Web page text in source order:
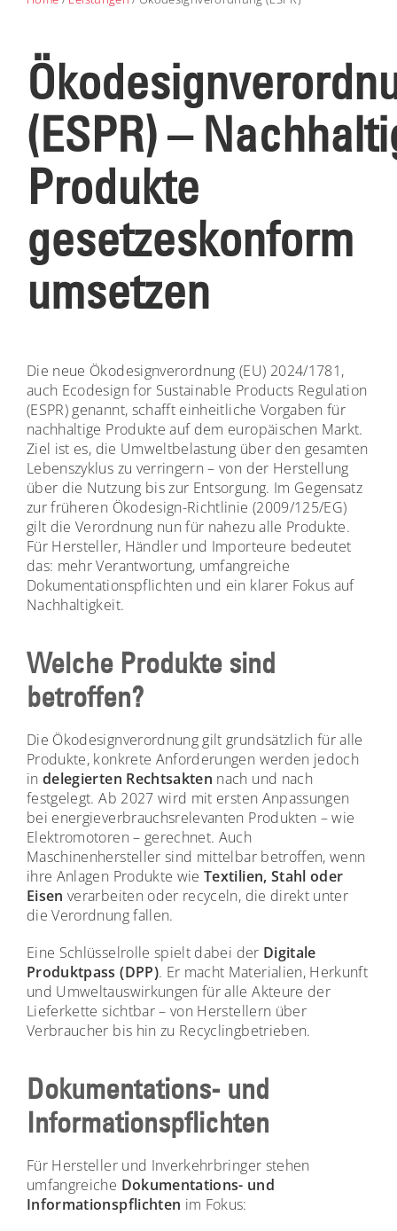
(ESPR) –
Produkte
gesetzeskonform
umsetzen
Die neue Ökodesignverordnung (EU) 2024/1781,
auch Ecodesign for Sustainable Products Regulation
(ESPR) genannt, schafft einheitliche Vorgaben für
nachhaltige Produkte auf dem europäischen Markt.
Ziel ist es, die Umweltbelastung über den gesamten
Lebenszyklus zu verringern – von der Herstellung
über die Nutzung bis zur Entsorgung. Im Gegensatz
zur früheren Ökodesign-Richtlinie (2009/125/EG)
gilt die Verordnung nun für nahezu alle Produkte.
Für Hersteller, Händler und Importeure bedeutet
das: mehr Verantwortung, umfangreiche
Dokumentationspflichten und ein klarer Fokus auf
Nachhaltigkeit.
Welche Produkte sind
betroffen?
Die Ökodesignverordnung gilt grundsätzlich für alle
Produkte, konkrete Anforderungen werden jedoch
indelegierten Rechtsakten nach und nach
festgelegt. Ab 2027 wird mit ersten Anpassungen
bei energieverbrauchsrelevanten Produkten – wie
Elektromotoren – gerechnet. Auch
Maschinenhersteller sind mittelbar betroffen, wenn
ihre Anlagen Produkte wieTextilien, Stahl oder
Eisen verarbeiten oder recyceln, die direkt unter
die Verordnung fallen.
Eine Schlüsselrolle spielt dabei der Digitale
Produktpass (DPP). Er macht Materialien, Herkunft
und Umweltauswirkungen für alle Akteure der
Lieferkette sichtbar – von Herstellern über
Verbraucher bis hin zu Recyclingbetrieben.
Dokumentations- und
Informationspflichten
Für Hersteller und Inverkehrbringer stehen
umfangreiche Dokumentations- und
Informationspflichten im Fokus: